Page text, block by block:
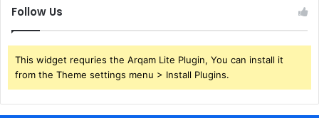
Follow Us
This widget requries the Arqam Lite Plugin, You can install it
from the Theme settings menu > Install Plugins.